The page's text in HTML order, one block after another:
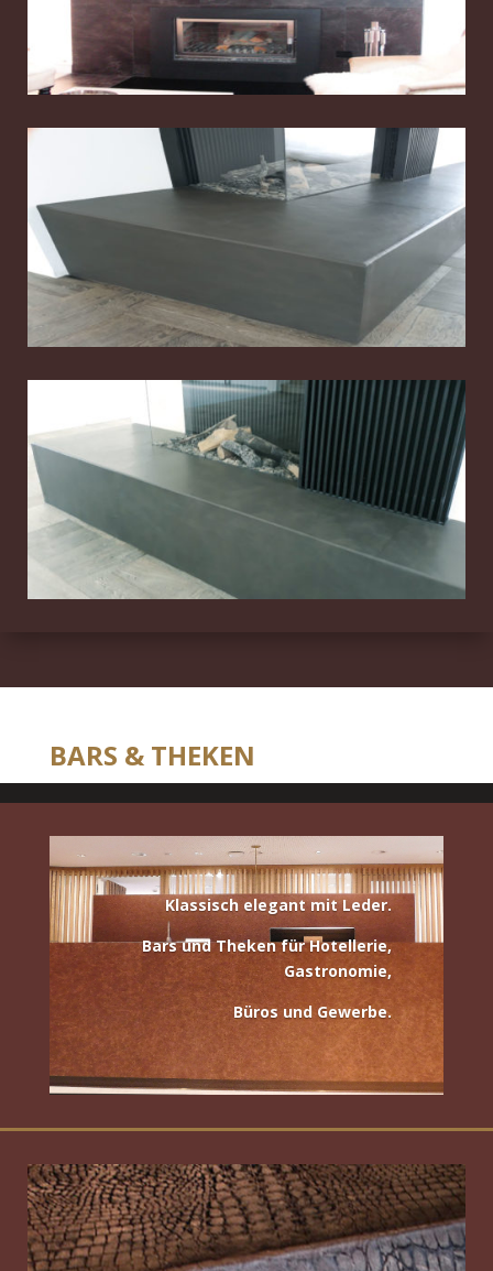
BARS & THEKEN
Klassisch elegant mit Leder.
Bars und Theken fürHotellerie,
Gastronomie,
Büros und Gewerbe.